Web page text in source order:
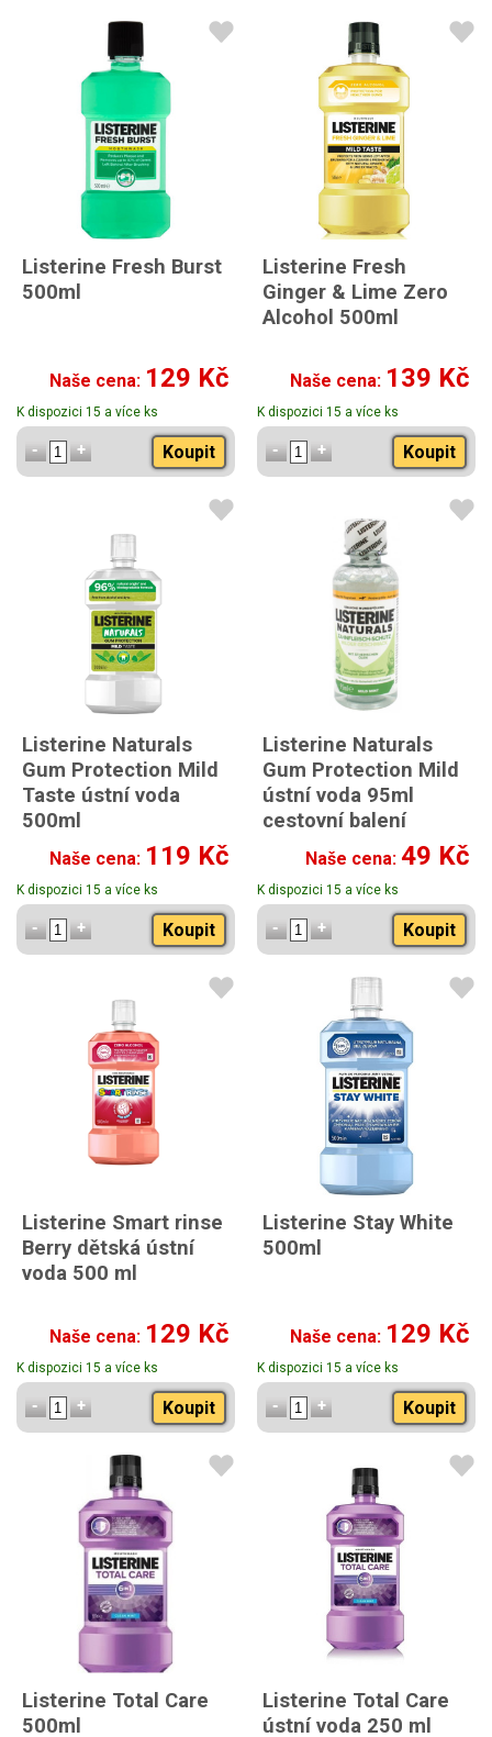
Listerine Fresh Burst
500ml
Naše cena: 129 Kč
K dispozici 15 a více ks
Koupit
Listerine Fresh
Ginger & Lime Zero
Alcohol 500ml
Naše cena: 139 Kč
K dispozici 15 a více ks
Koupit
Listerine Naturals
Gum Protection Mild
Taste ústní voda
500ml
Naše cena: 119 Kč
K dispozici 15 a více ks
Koupit
Listerine Naturals
Gum Protection Mild
ústní voda 95ml
cestovní balení
Naše cena: 49 Kč
K dispozici 15 a více ks
Koupit
Listerine Smart rinse
Berry dětská ústní
voda 500 ml
Naše cena: 129 Kč
K dispozici 15 a více ks
Koupit
Listerine Stay White
500ml
Naše cena: 129 Kč
K dispozici 15 a více ks
Koupit
Listerine Total Care
500ml
Listerine Total Care
ústní voda 250 ml